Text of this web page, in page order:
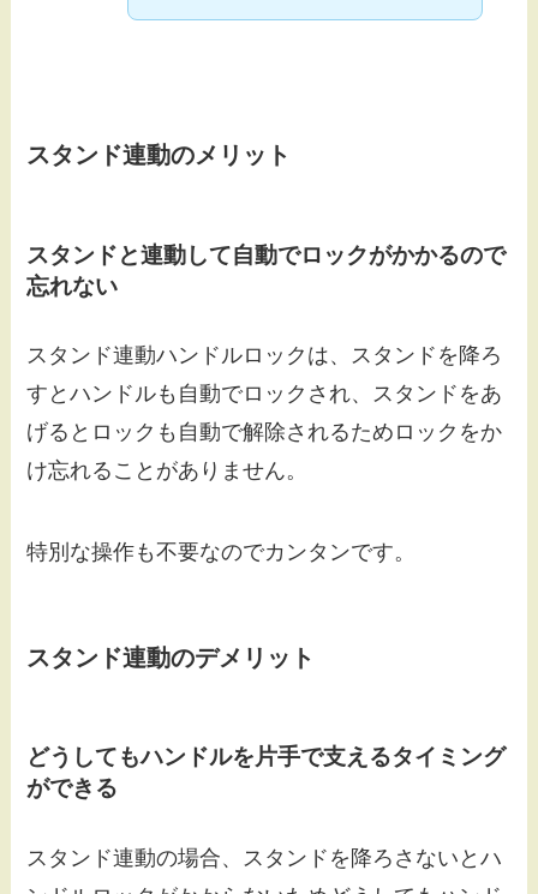
スタンド連動のメリット
スタンドと連動して自動でロックがかかるので
忘れない
スタンド連動ハンドルロックは、スタンドを降ろ
すとハンドルも自動でロックされ、スタンドをあ
げるとロックも自動で解除されるためロックをか
け忘れることがありません。
特別な操作も不要なのでカンタンです。
スタンド連動のデメリット
どうしてもハンドルを片手で支えるタイミング
ができる
スタンド連動の場合、スタンドを降ろさないとハ